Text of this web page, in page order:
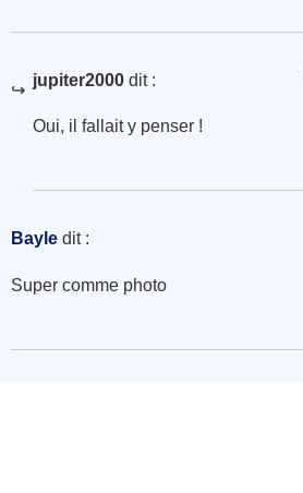
jupiter2000 dit :
Oui, il fallait y penser !
Bayle dit :
Super comme photo